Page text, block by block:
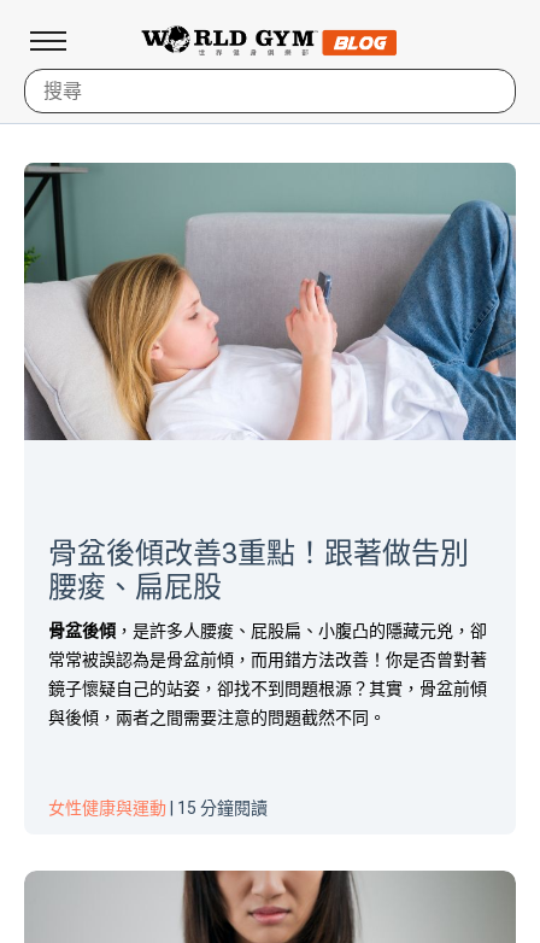
骨盆後傾改善3重點！跟著做告別
腰痠、扁屁股
骨盆後傾 ，是許多人腰痠、屁股扁、小腹凸的隱藏元兇，卻
常常被誤認為是骨盆前傾，而用錯方法改善！你是否曾對著
鏡子懷疑自己的站姿，卻找不到問題根源？其實，骨盆前傾
與後傾，兩者之間需要注意的問題截然不同。
女性健康與運動 | 15 分鐘閱讀